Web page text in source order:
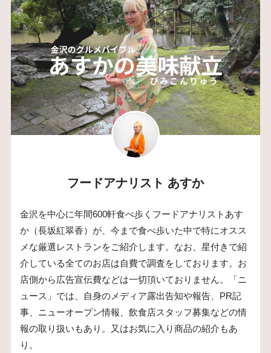
フードアナリスト あすか
金沢を中心に年間600軒食べ歩くフードアナリストあす
か（長坂紅翠香）が、今まで食べ歩いた中で特にオスス
メな厳選レストランをご紹介します。なお、星付きで紹
介している全てのお店は自費で調査をしております。お
店側から広告宣伝費などは一切頂いておりません。「ニ
ュース」では、自身のメディア露出告知や報告、PR記
事、ニューオープン情報、飲食店スタッフ募集などの情
報の取り扱いもあり。又はお気に入り商品の紹介もあ
り。